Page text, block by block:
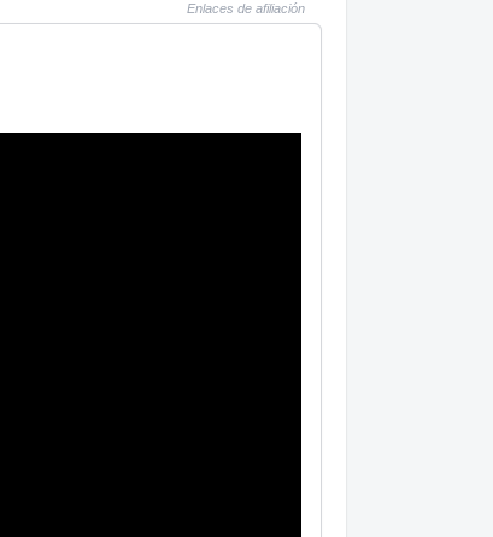
Enlaces de afiliación